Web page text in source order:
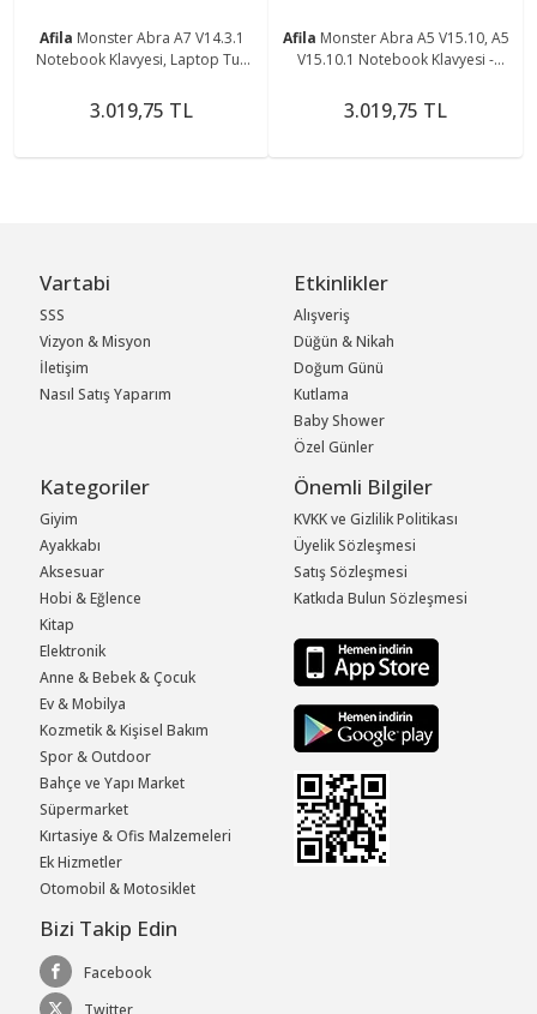
Afila Monster Abra A7 V14.3.1
Notebook Klavyesi, Laptop Tuş
3.019,75 TL
Afila Monster Abra A5 V15.10, A5
V15.10.1 Notebook Klavyesi -
3.019,75 TL
Vartabi
SSS
Vizyon & Misyon
İletişim
Nasıl Satış Yaparım
Etkinlikler
Alışveriş
Düğün & Nikah
Doğum Günü
Kutlama
Baby Shower
Özel Günler
Kategoriler
Giyim
Ayakkabı
Aksesuar
Hobi & Eğlence
Kitap
Elektronik
Anne & Bebek & Çocuk
Ev & Mobilya
Kozmetik & Kişisel Bakım
Spor & Outdoor
Bahçe ve Yapı Market
Süpermarket
Kırtasiye & Ofis Malzemeleri
Ek Hizmetler
Otomobil & Motosiklet
Önemli Bilgiler
KVKK ve Gizlilik Politikası
Üyelik Sözleşmesi
Satış Sözleşmesi
Katkıda Bulun Sözleşmesi
Bizi Takip Edin
Facebook
Twitter